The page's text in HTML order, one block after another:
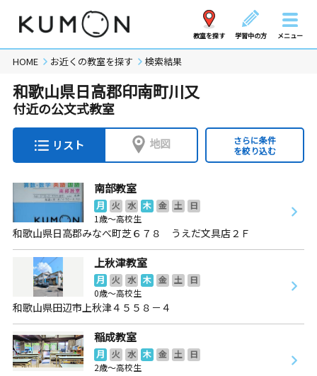
教室を探す 学習中の方 メニュー
HOME お近くの教室を探す 検索結果
和歌山県日高郡印南町川又
付近の公文式教室
リスト 地図
さらに条件
を絞り込む
南部教室
月 火 水 木 金 土
日
1歳～高校生
和歌山県日高郡みなべ町芝６７８ うえだ文具店２Ｆ
上秋津教室
月 火 水 木 金 土
日
0歳～高校生
和歌山県田辺市上秋津４５５８－４
稲成教室
月 火 水 木 金 土
日
2歳～高校生